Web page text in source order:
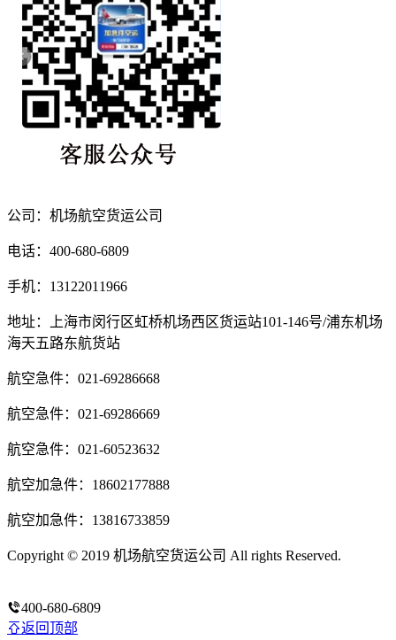
公司：机场航空货运公司
电话：400-680-6809
手机：13122011966
地址：上海市闵行区虹桥机场西区货运站101-146号/浦东机场
海天五路东航货站
航空急件：021-69286668
航空急件：021-69286669
航空急件：021-60523632
航空加急件：18602177888
航空加急件：13816733859
Copyright © 2019 机场航空货运公司 All rights Reserved.
400-680-6809
返回顶部